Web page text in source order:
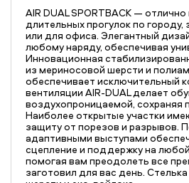
AIR DUAL SPORTBACK —
длительных прогулок по городу,
или для офиса. Элегантный
любому наряду, обеспечивая
Инновационная
из мериносовой шерсти и
обеспечивает исключительный
вентиляции AIR-DUAL делает
воздухопроницаемой, сохраняя
Наиболее открытые участки
защиту от порезов и разрывов.
адаптивными выступами
сцепление и поддержку на
помогая вам преодолеть все
заготовил для вас день.